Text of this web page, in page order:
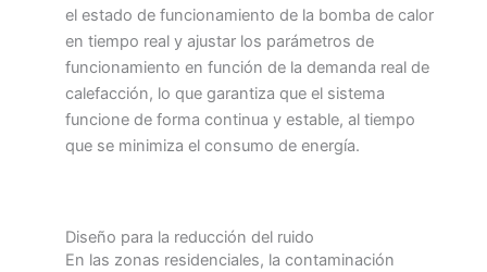
el estado de funcionamiento de la bomba de calor
en tiempo real y ajustar los parámetros de
funcionamiento en función de la demanda real de
calefacción, lo que garantiza que el sistema
funcione de forma continua y estable, al tiempo
que se minimiza el consumo de energía.
Diseño para la reducción del ruido​
En las zonas residenciales, la contaminación